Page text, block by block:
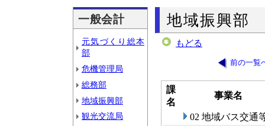
一般会計
元気づくり総本
部
危機管理局
総務部
地域振興部
観光交流局
地域振興部
もどる
前の一覧
課
名
事業名
02 地域バス交通